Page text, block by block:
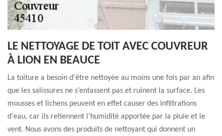
LE NETTOYAGE DE TOIT AVEC COUVREUR
À LION EN BEAUCE
La toiture a besoin d'être nettoyée au moins une fois par an afin
que les salissures ne s’entassent pas et ruinent la surface. Les
mousses et lichens peuvent en effet causer des infiltrations
d'eau, car ils retiennent l’humidité apportée par la pluie et le
vent. Nous avons des produits de nettoyant qui donnent un